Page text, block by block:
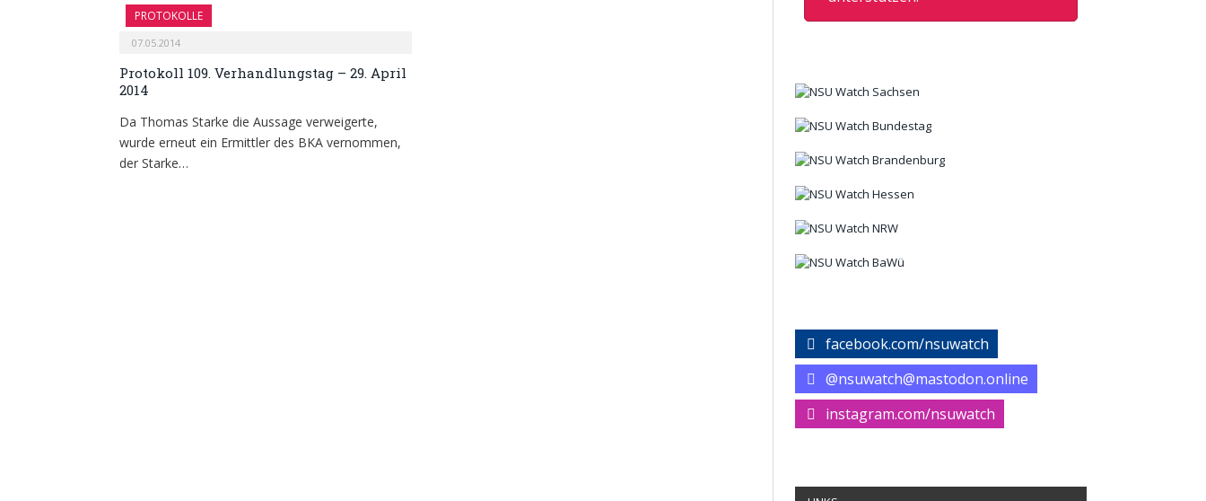
PROTOKOLLE
07.05.2014
Protokoll 109. Verhandlungstag – 29. April
2014
Da Thomas Starke die Aussage verweigerte,
wurde erneut ein Ermittler des BKA vernommen,
der Starke…
facebook.com/nsuwatch
@nsuwatch@mastodon.online
instagram.com/nsuwatch